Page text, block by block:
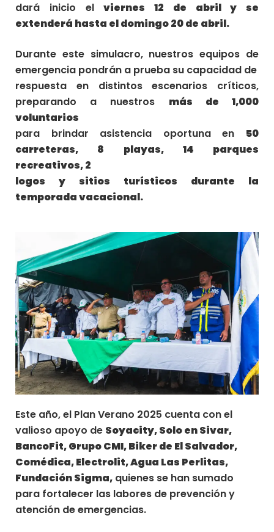
dará inicio elviernes 12 de abril y se
extenderá hasta el domingo 20 de abril.
Durante este simulacro, nuestros equipos de
emergencia pondrán a prueba su capacidad de
respuesta en distintos escenarios críticos,
preparando a nuestros más de 1,000
voluntarios
para brindar asistencia oportuna en 50
carreteras, 8 playas, 14 parques
recreativos, 2
logos y sitios turísticos durante la
temporada vacacional.
Este año, el Plan Verano 2025 cuenta con el
valioso apoyo de Soyacity, Solo en Sivar,
BancoFit, Grupo CMI, Biker de El Salvador,
Comédica, Electrolit, Agua Las Perlitas,
Fundación Sigma, quienes se han sumado
para fortalecer las labores de prevención y
atención de emergencias.